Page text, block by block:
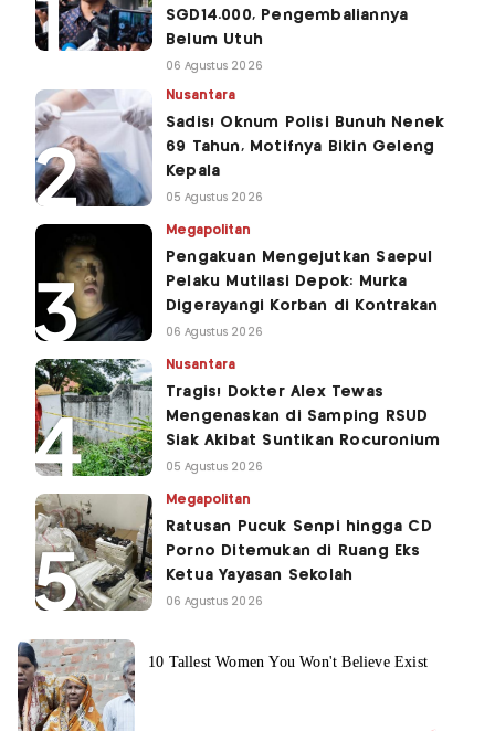
SGD14.000, Pengembaliannya
Belum Utuh
06 Agustus 2026
Nusantara
Sadis! Oknum Polisi Bunuh Nenek
69 Tahun, Motifnya Bikin Geleng
Kepala
05 Agustus 2026
Megapolitan
Pengakuan Mengejutkan Saepul
Pelaku Mutilasi Depok: Murka
Digerayangi Korban di Kontrakan
06 Agustus 2026
Nusantara
Tragis! Dokter Alex Tewas
Mengenaskan di Samping RSUD
Siak Akibat Suntikan Rocuronium
05 Agustus 2026
Megapolitan
Ratusan Pucuk Senpi hingga CD
Porno Ditemukan di Ruang Eks
Ketua Yayasan Sekolah
06 Agustus 2026